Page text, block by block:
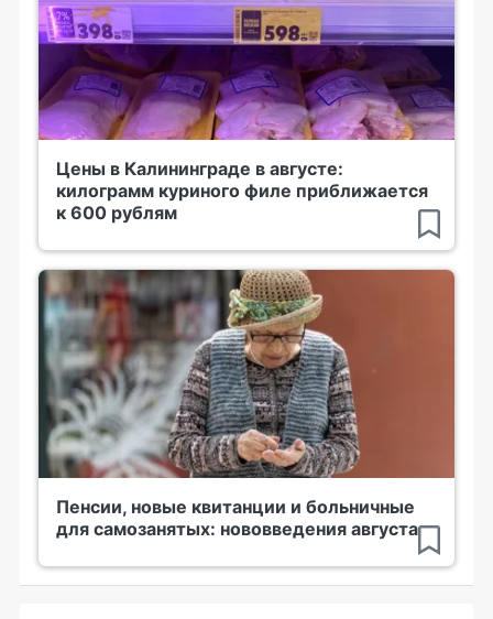
Цены в Калининграде в августе:
килограмм куриного филе приближается
к 600 рублям
Пенсии, новые квитанции и больничные
для самозанятых: нововведения августа